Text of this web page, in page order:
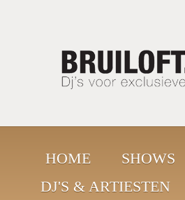
HOME SHOWS
DJ'S & ARTIESTEN